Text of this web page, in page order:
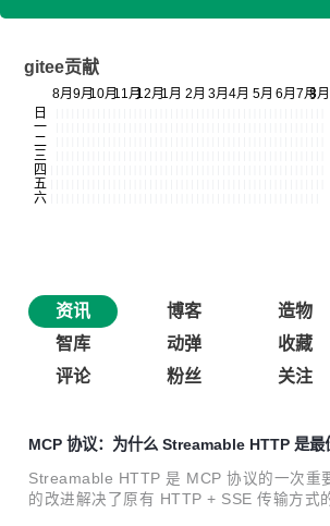
gitee贡献
资讯 博客
造物
智库
动弹
收藏
评论
粉丝 关注
MCP 协议：为什么 Streamable HTTP 是最
Streamable HTTP 是 MCP 协议的一次重
的改进解决了原有 HTTP + SSE 传输方式